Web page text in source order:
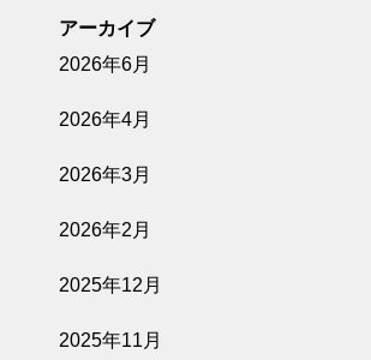
アーカイブ
2026年6月
2026年4月
2026年3月
2026年2月
2025年12月
2025年11月